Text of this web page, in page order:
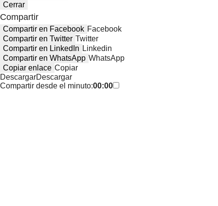
Cerrar
Compartir
Compartir en Facebook Facebook
Compartir en Twitter Twitter
Compartir en LinkedIn Linkedin
Compartir en WhatsApp WhatsApp
Copiar enlace Copiar
DescargarDescargar
Compartir desde el minuto:00:00